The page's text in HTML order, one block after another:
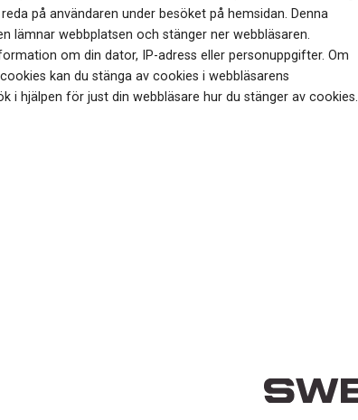
på användaren under besöket på hemsidan. Denna
lämnar webbplatsen och stänger ner webbläsaren.
om din dator, IP-adress eller personuppgifter. Om
kan du stänga av cookies i webbläsarens
i hjälpen för just din webbläsare hur du stänger av cookies.